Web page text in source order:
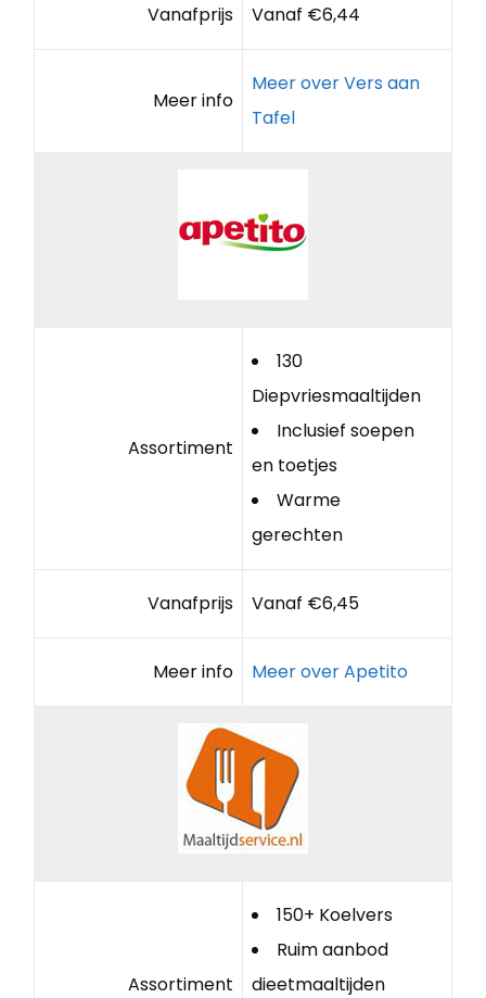
Vanafprijs Vanaf €6,44
Meer info
Meer over Vers aan
Tafel
Assortiment
130
Diepvriesmaaltijden
Inclusief soepen
en toetjes
Warme
gerechten
Vanafprijs Vanaf €6,45
Meer info Meer over Apetito
Assortiment
150+ Koelvers
Ruim aanbod
dieetmaaltijden